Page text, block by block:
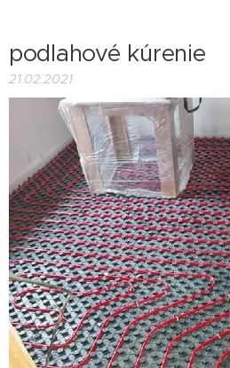
podlahové kúrenie
21.02.2021